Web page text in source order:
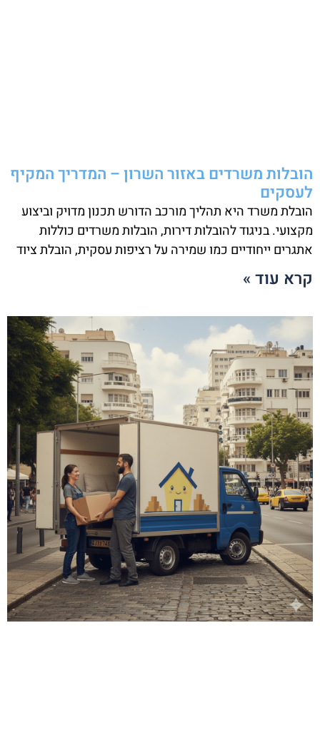
הובלות משרדים באזור השרון – המדריך המקיף
לעסקים
הובלת משרד היא תהליך מורכב הדורש תכנון מדויק וביצוע
מקצועי. בניגוד להובלות דירות, הובלות משרדים כוללות
אתגרים ייחודיים כמו שמירה על רציפות עסקית, הובלת ציוד
קרא עוד »